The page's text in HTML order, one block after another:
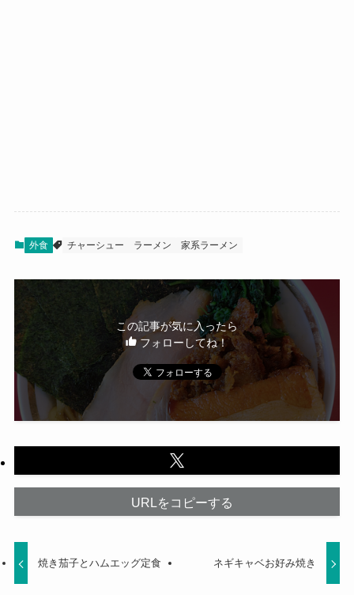
外食 チャーシュー ラーメン 家系ラーメン
この記事が気に入ったら
フォローしてね！
URLをコピーする
焼き茄子とハムエッグ定食 ネギキャベお好み焼き